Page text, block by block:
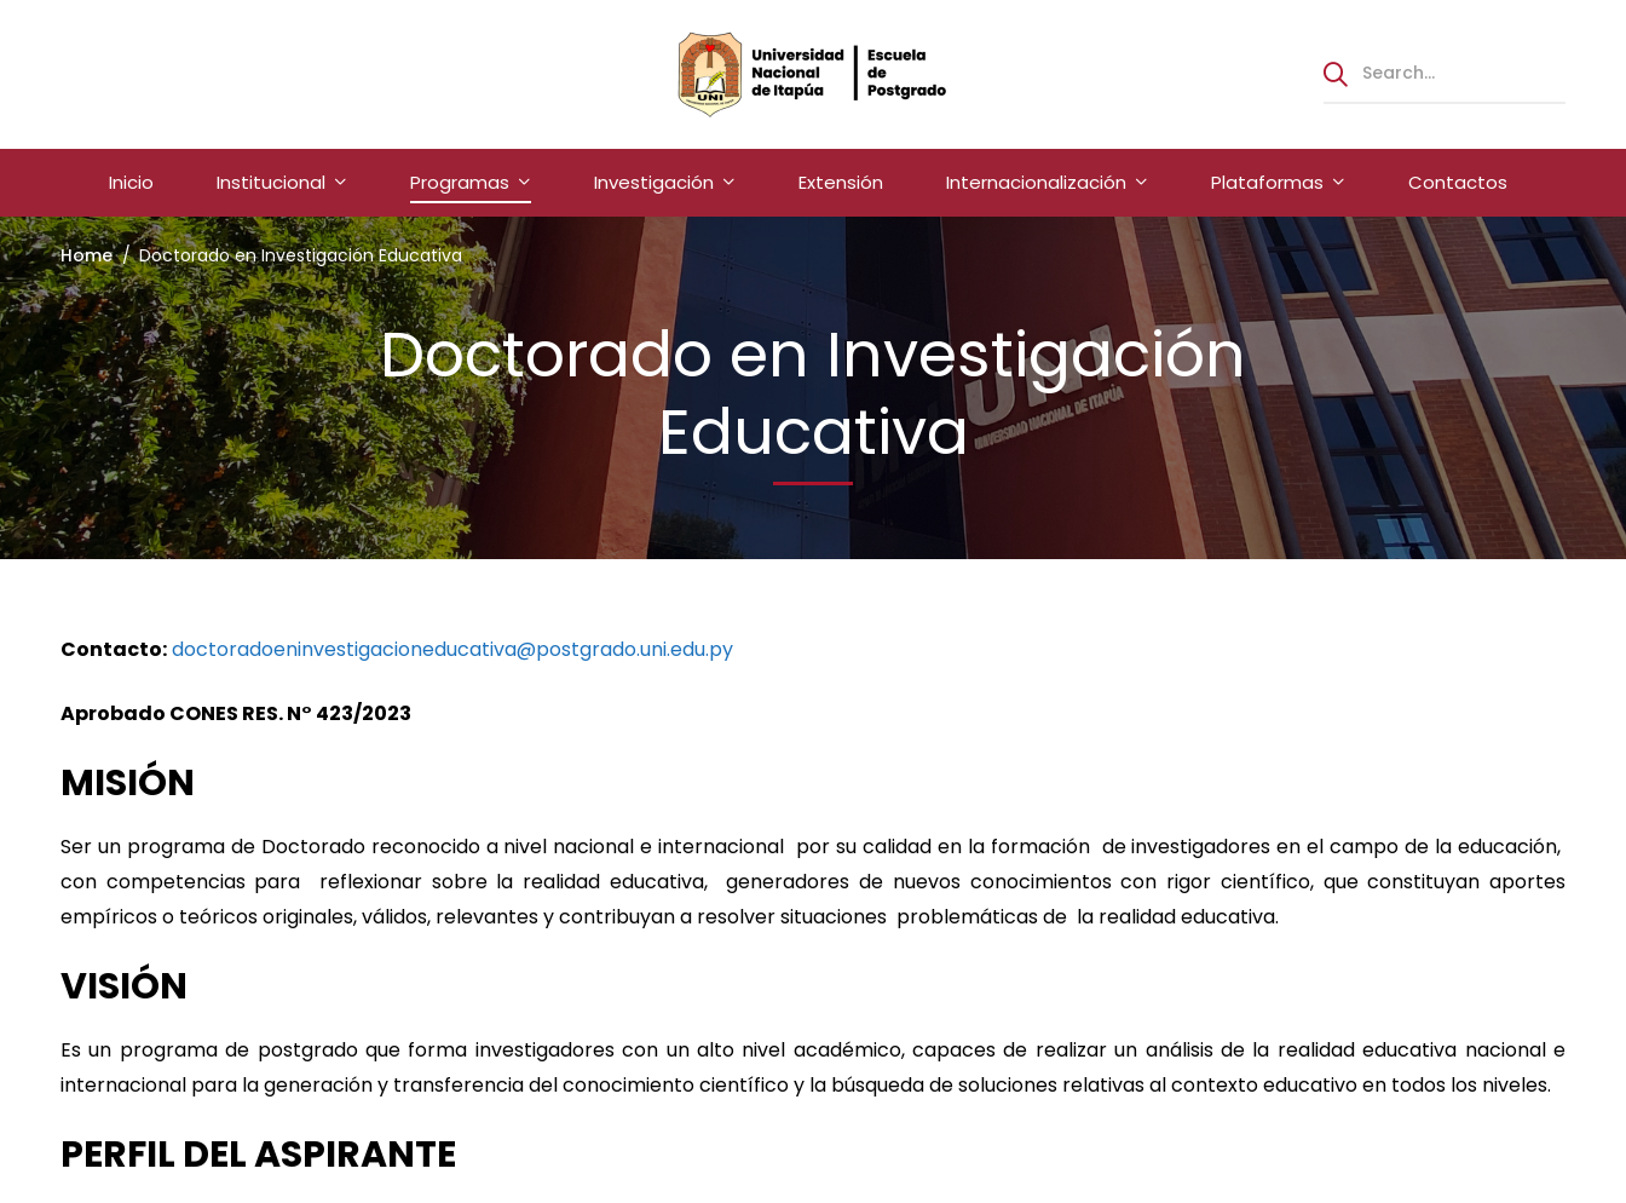
Inicio Institucional Programas Investigación Extensión Internacionalización Plataformas Contactos
Home Doctorado en Investigación Educativa
Doctorado en Investigación
Educativa
Contacto:doctoradoeninvestigacioneducativa@postgrado.uni.edu.py
Aprobado CONES RES. N° 423/2023
MISIÓN
Ser un programa de Doctorado reconocido a nivel nacional e internacional por su calidad en la formación de investigadores en el campo de la educación,
con competencias para reflexionar sobre la realidad educativa, generadores de nuevos conocimientos con rigor científico, que constituyan aportes
empíricos o teóricos originales, válidos, relevantes y contribuyan a resolver situaciones problemáticas de la realidad educativa.
VISIÓN
Es un programa de postgrado que forma investigadores con un alto nivel académico, capaces de realizar un análisis de la realidad educativa nacional e
internacional para la generación y transferencia del conocimiento científico y la búsqueda de soluciones relativas al contexto educativo en todos los niveles.
PERFIL DEL ASPIRANTE